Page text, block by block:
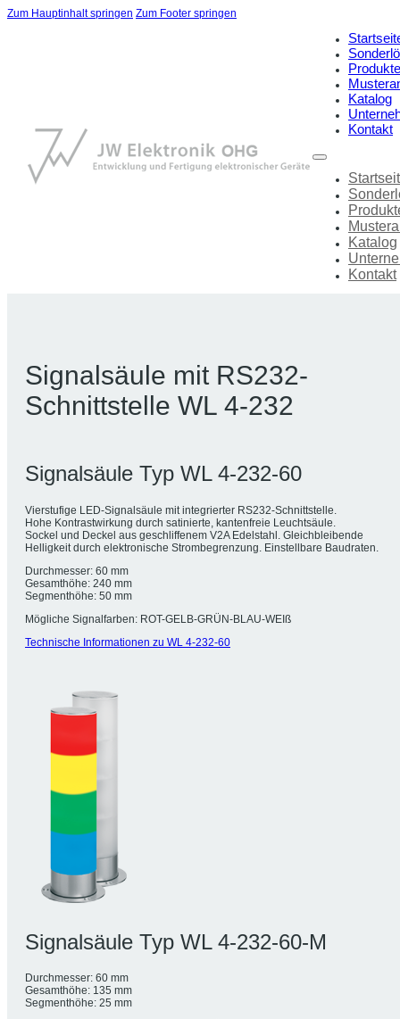
Zum Hauptinhalt springen Zum Footer springen
Produkte
Katalog
Kontakt
Katalog
Kontakt
Signalsäule mit RS232-
Schnittstelle WL 4-232
Signalsäule Typ WL 4-232-60
Vierstufige LED-Signalsäule mit integrierter RS232-Schnittstelle.
Hohe Kontrastwirkung durch satinierte, kantenfreie Leuchtsäule.
Sockel und Deckel aus geschliffenem V2A Edelstahl. Gleichbleibende
Helligkeit durch elektronische Strombegrenzung. Einstellbare Baudraten.
Durchmesser: 60 mm
Gesamthöhe: 240 mm
Segmenthöhe: 50 mm
Mögliche Signalfarben: ROT-GELB-GRÜN-BLAU-WEIß
Technische Informationen zu WL 4-232-60
Signalsäule Typ WL 4-232-60-M
Durchmesser: 60 mm
Gesamthöhe: 135 mm
Segmenthöhe: 25 mm